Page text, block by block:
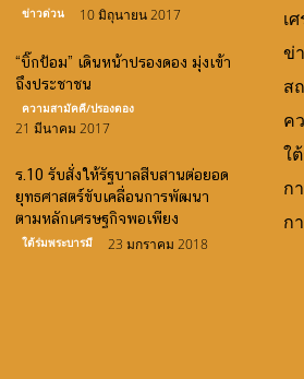
ข่าวด่วน 10 มิถุนายน 2017
“บิ๊กป้อม” เดินหน้าปรองดอง มุ่งเข้า
ถึงประชาชน
ความสามัคคี/ปรองดอง
21 มีนาคม 2017
ร.10 รับสั่งให้รัฐบาลสืบสานต่อยอด
ยุทธศาสตร์ขับเคลื่อนการพัฒนา
ตามหลักเศรษฐกิจพอเพียง
ใต้ร่มพระบารมี 23 มกราคม 2018
เ
ข่
ส
ค
ใ
ก
ก